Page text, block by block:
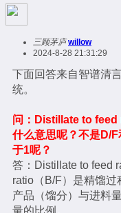
三顾茅庐 willow
2024-8-28 21:31:29
下面回答来自智谱清
统。
问：Distillate to
什么意思呢？不是D/
于1呢？
答：Distillate to feed
ratio（B/F）是精馏
产品（馏分）与进料
量的比例。